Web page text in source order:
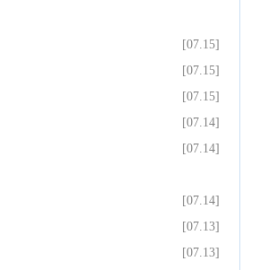
[07.15]
[07.15]
[07.15]
[07.14]
[07.14]
[07.14]
[07.13]
[07.13]